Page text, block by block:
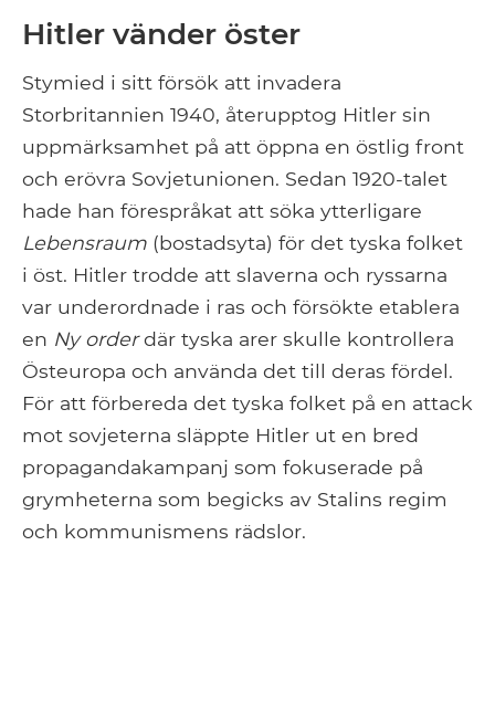
Hitler vänder öster
Stymied i sitt försök att invadera
Storbritannien 1940, återupptog Hitler sin
uppmärksamhet på att öppna en östlig front
och erövra Sovjetunionen. Sedan 1920-talet
hade han förespråkat att söka ytterligare
Lebensraum (bostadsyta) för det tyska folket
i öst. Hitler trodde att slaverna och ryssarna
var underordnade i ras och försökte etablera
en Ny orderdär tyska arer skulle kontrollera
Östeuropa och använda det till deras fördel.
För att förbereda det tyska folket på en attack
mot sovjeterna släppte Hitler ut en bred
propagandakampanj som fokuserade på
grymheterna som begicks av Stalins regim
och kommunismens rädslor.